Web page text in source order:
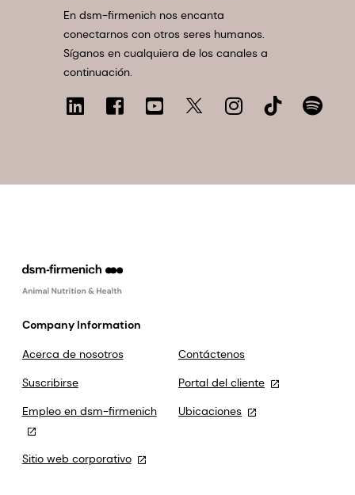
En dsm-firmenich nos encanta
conectarnos con otros seres humanos.
Síganos en cualquiera de los canales a
continuación.
Company Information
Acerca de nosotros
Contáctenos
Suscribirse
Portal del cliente
Empleo en dsm-firmenich
Ubicaciones
Sitio web corporativo